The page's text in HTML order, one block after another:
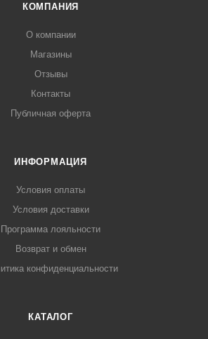
КОМПАНИЯ
О компании
Магазины
Отзывы
Контакты
Публичная оферта
ИНФОРМАЦИЯ
Условия оплаты
Условия доставки
Программа лояльности
Возврат и обмен
конфиденциальности
КАТАЛОГ